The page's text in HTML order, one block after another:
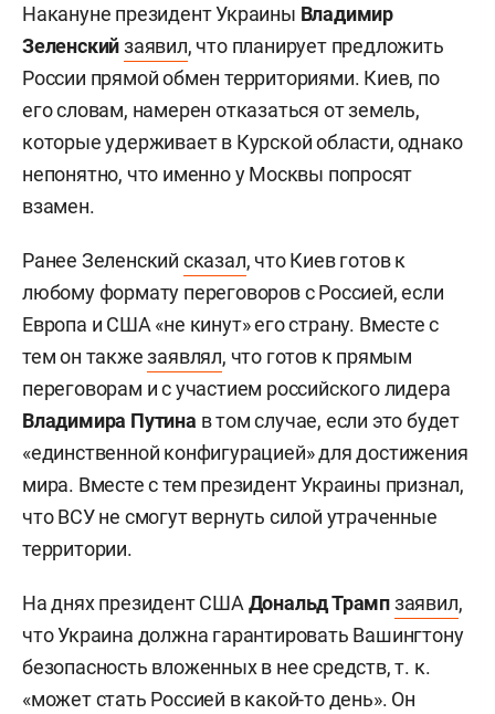
Накануне президент Украины Владимир
Зеленскийзаявил, что планирует предложить
России прямой обмен территориями. Киев, по
его словам, намерен отказаться от земель,
которые удерживает в Курской области, однако
непонятно, что именно у Москвы попросят
взамен.
Ранее Зеленский сказал, что Киев готов к
любому формату переговоров с Россией, если
Европа и США «не кинут» его страну. Вместе с
тем он такжезаявлял, что готов к прямым
переговорам и с участием российского лидера
Владимира Путина в том случае, если это будет
«единственной конфигурацией» для достижения
мира. Вместе с тем президент Украины признал,
что ВСУ не смогут вернуть силой утраченные
территории.
На днях президент США Дональд Трампзаявил,
что Украина должна гарантировать Вашингтону
безопасность вложенных в нее средств, т. к.
«может стать Россией в какой-то день». Он